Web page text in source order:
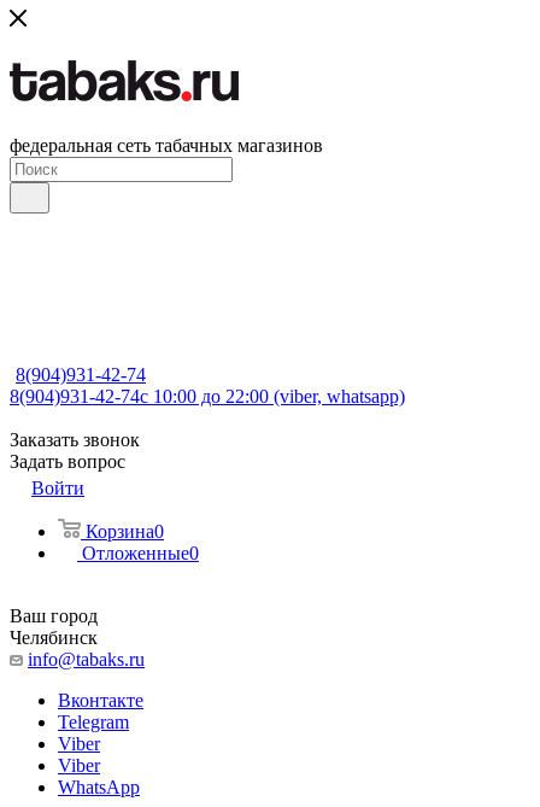
федеральная сеть табачных магазинов
8(904)931-42-74
8(904)931-42-74с 10:00 до 22:00 (viber, whatsapp)
Заказать звонок
Задать вопрос
Войти
Корзина0
Отложенные0
Ваш город
Челябинск
info@tabaks.ru
Вконтакте
Telegram
Viber
Viber
WhatsApp